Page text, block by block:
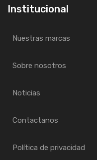
Institucional
Nuestras marcas
Sobre nosotros
Noticias
Contactanos
Política de privacidad